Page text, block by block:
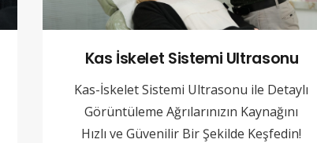
Kas İskelet Sistemi Ultrasonu
Kas-İskelet Sistemi Ultrasonu ile Detaylı
Görüntüleme Ağrılarınızın Kaynağını
Hızlı ve Güvenilir Bir Şekilde Keşfedin!